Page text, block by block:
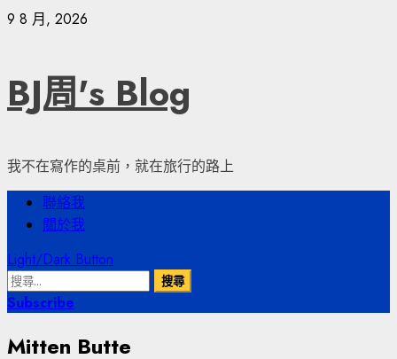
Skip
9 8 月, 2026
BJ周's Blog
我不在寫作的桌前，就在旅行的路上
Primary
Menu
聯絡我
關於我
Light/Dark Button
搜
尋
鍵
Subscribe
Mitten Butte